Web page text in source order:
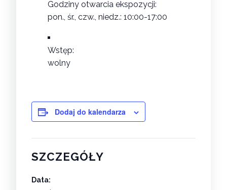
Godziny otwarcia ekspozycji:
pon., śr., czw., niedz.: 10:00-17:00
Wstęp:
wolny
Dodaj do kalendarza
SZCZEGÓŁY
Data: